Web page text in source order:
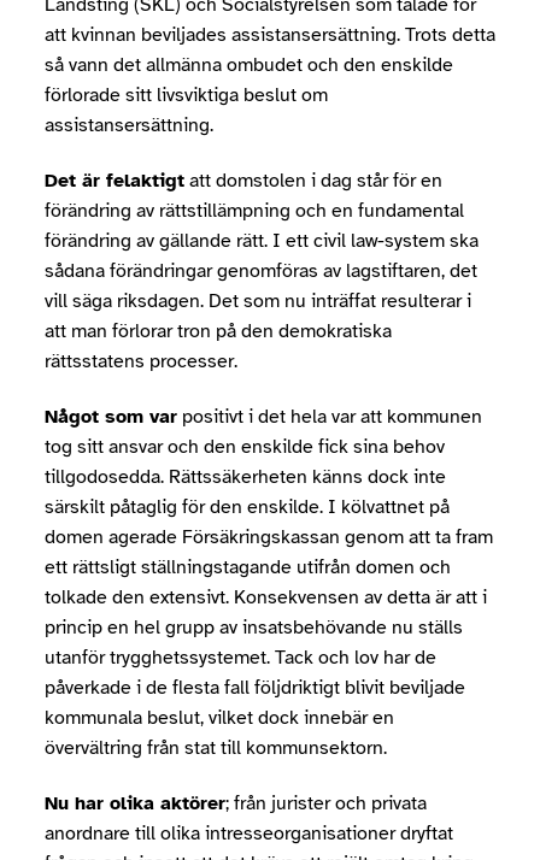
Landsting (SKL) och Socialstyrelsen som talade för
att kvinnan beviljades assistansersättning. Trots detta
så vann det allmänna ombudet och den enskilde
förlorade sitt livsviktiga beslut om
assistansersättning.
Det är felaktigt att domstolen i dag står för en
förändring av rättstillämpning och en fundamental
förändring av gällande rätt. I ett civil law-system ska
sådana förändringar genomföras av lagstiftaren, det
vill säga riksdagen. Det som nu inträffat resulterar i
att man förlorar tron på den demokratiska
rättsstatens processer.
Något som var positivt i det hela var att kommunen
tog sitt ansvar och den enskilde fick sina behov
tillgodosedda. Rättssäkerheten känns dock inte
särskilt påtaglig för den enskilde. I kölvattnet på
domen agerade Försäkringskassan genom att ta fram
ett rättsligt ställningstagande utifrån domen och
tolkade den extensivt. Konsekvensen av detta är att i
princip en hel grupp av insatsbehövande nu ställs
utanför trygghetssystemet. Tack och lov har de
påverkade i de flesta fall följdriktigt blivit beviljade
kommunala beslut, vilket dock innebär en
övervältring från stat till kommunsektorn.
Nu har olika aktörer; från jurister och privata
anordnare till olika intresseorganisationer dryftat